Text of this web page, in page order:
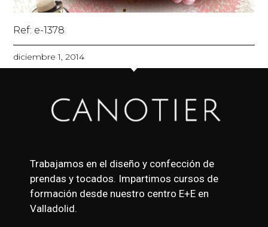
Ref: e-1378
diciembre 1, 2014
Trabajamos en el diseño y confección de
prendas y tocados. Impartimos cursos de
formación desde nuestro centro E+E en
Valladolid.